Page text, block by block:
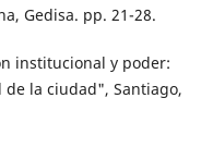
Gedisa. pp. 21-28.
institucional y poder:
la ciudad", Santiago,